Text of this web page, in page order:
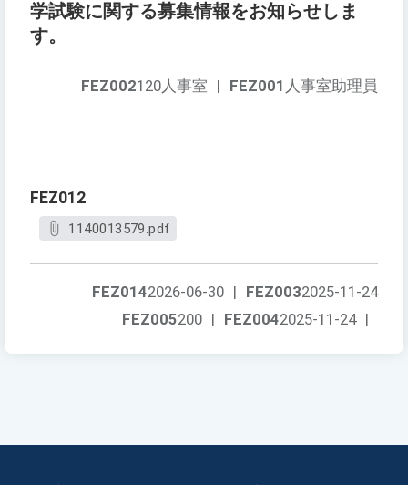
学試験に関する募集情報をお知らせしま
す。
FEZ001 人事室助理員
FEZ002120人事室 |
FEZ012
1140013579.pdf
FEZ0032025-11-24
FEZ0142026-06-30 |
FEZ0042025-11-24 |
FEZ005200 |